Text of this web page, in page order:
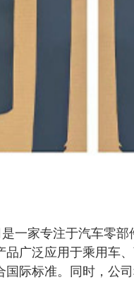
家专注于汽车零部
品广泛应用于乘用车
国际标准。同时，公